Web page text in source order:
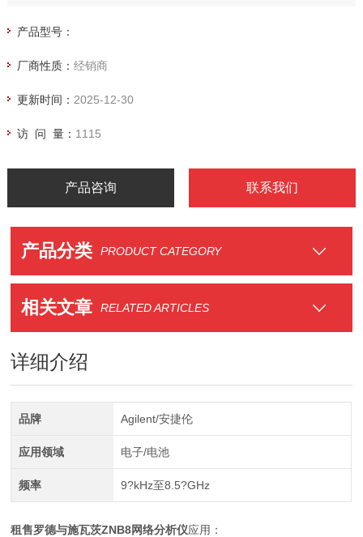
产品型号：
厂商性质： 经销商
更新时间： 2025-12-30
访 问 量： 1115
产品咨询 联系我们
产品分类 PRODUCT CATEGORY
相关文章 RELATED ARTICLES
详细介绍
品牌 Agilent/安捷伦
应用领域 电子/电池
频率 9?kHz至8.5?GHz
租售罗德与施瓦茨ZNB8网络分析仪应用：